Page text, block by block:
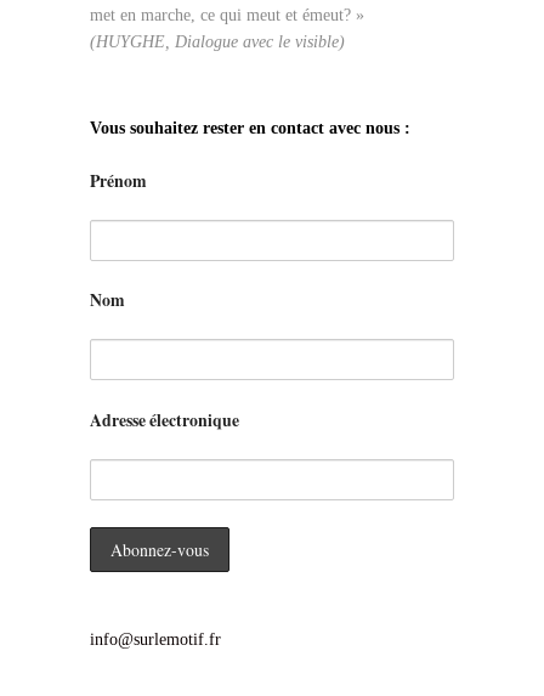
met en marche, ce qui meut et émeut? »
(HUYGHE, Dialogue avec le visible)
Vous souhaitez rester en contact avec nous :
Prénom
Nom
Adresse électronique
info@surlemotif.fr